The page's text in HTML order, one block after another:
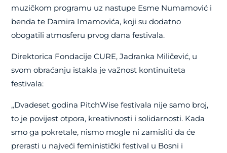
muzičkom programu uz nastupe Esme Numamović i
benda te Damira Imamovića, koji su dodatno
obogatili atmosferu prvog dana festivala.
Direktorica Fondacije CURE, Jadranka Miličević, u
svom obraćanju istakla je važnost kontinuiteta
festivala:
„Dvadeset godina PitchWise festivala nije samo broj,
to je povijest otpora, kreativnosti i solidarnosti. Kada
smo ga pokretale, nismo mogle ni zamisliti da će
prerasti u najveći feministički festival u Bosni i